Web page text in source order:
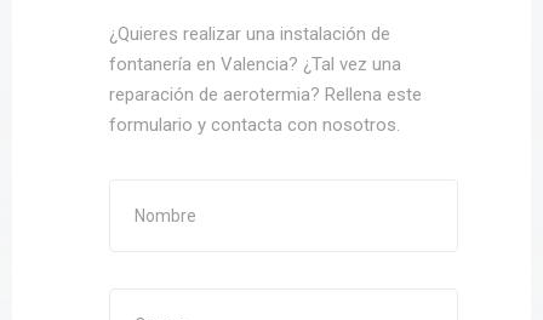
¿Quieres realizar una instalación de
fontanería en Valencia? ¿Tal vez una
reparación de aerotermia? Rellena este
formulario y contacta con nosotros.